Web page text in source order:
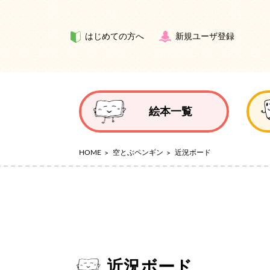
はじめての方へ 新規ユーザ登録
絵本一覧
HOME 空とぶペンギン 近況ボード